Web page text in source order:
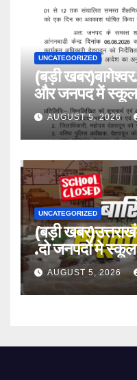
UNCATEGORIZED
(बड़ी
और जनपद में
AUGUST 5, 2026
UNCATEGORIZED
(बड़ी
.दो जनपदों मे
बंद।AUGUST 5, 2026